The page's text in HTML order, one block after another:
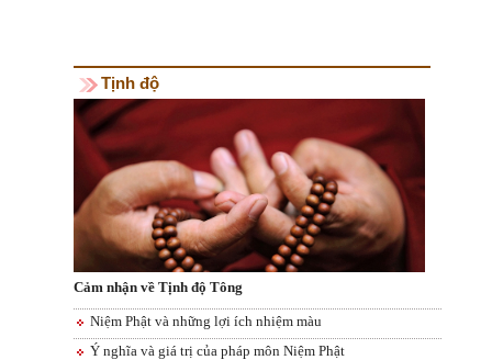
Tịnh độ
Cảm nhận về Tịnh độ Tông
Niệm Phật và những lợi ích nhiệm màu
Ý nghĩa và giá trị của pháp môn Niệm Phật